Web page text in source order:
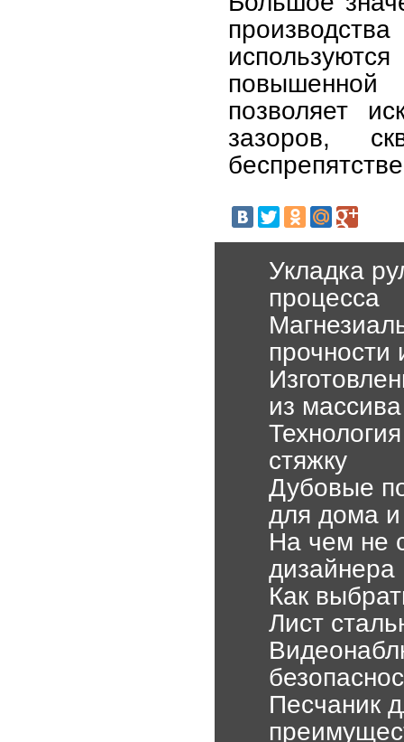
повышенной
позволяет
зазоров,
Укладка
процесса
прочности
из
стяжку
Дубовые
для дома
На чем не
дизайнера
Как
Лист
Песчаник